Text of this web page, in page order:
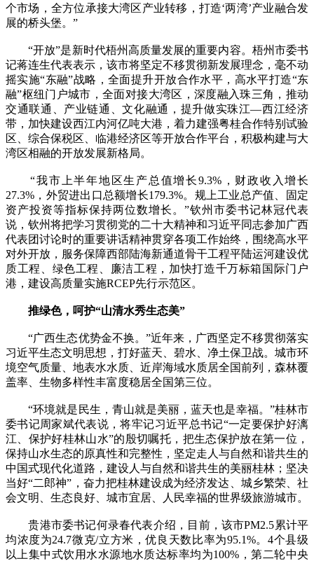
个市场，全方位承接大湾区产业转移，打造‘两湾’产业融合发
展的桥头堡。”
“开放”是新时代梧州高质量发展的重要内容。梧州市委书
记蒋连生代表表示，该市将坚定不移贯彻新发展理念，毫不动
摇实施“东融”战略，全面提升开放合作水平，高水平打造“东
融”枢纽门户城市，全面对接大湾区，深度融入珠三角，推动
交通联通、产业链通、文化融通，提升做实珠江—西江经济
带，加快建设西江内河亿吨大港，着力建强粤桂合作特别试验
区、综合保税区、临港经济区等开放合作平台，积极构建与大
湾区相融的开放发展新格局。
“我市上半年地区生产总值增长9.3%，财政收入增长
27.3%，外贸进出口总额增长179.3%。规上工业总产值、固定
资产投资等指标保持两位数增长。”钦州市委书记林冠代表
说，钦州将把学习贯彻党的二十大精神和习近平同志参加广西
代表团讨论时的重要讲话精神贯穿各项工作始终，围绕高水平
对外开放，服务保障西部陆海新通道骨干工程平陆运河建设优
质工程、绿色工程、廉洁工程，加快打造千万标箱国际门户
港，建设高质量实施RCEP先行示范区。
推绿色，呵护“山清水秀生态美”
“广西生态优势金不换。”近年来，广西坚定不移贯彻落实
习近平生态文明思想，打好蓝天、碧水、净土保卫战。城市环
境空气质量、地表水水质、近岸海域水质居全国前列，森林覆
盖率、生物多样性丰富度稳居全国第三位。
“环境就是民生，青山就是美丽，蓝天也是幸福。”桂林市
委书记周家斌代表说，将牢记习近平总书记“一定要保护好漓
江、保护好桂林山水”的殷切嘱托，把生态保护放在第一位，
保持山水生态的原真性和完整性，坚定走人与自然和谐共生的
中国式现代化道路，建设人与自然和谐共生的美丽桂林；坚决
当好“二郎神”，奋力把桂林建设成为经济发达、城乡繁荣、社
会文明、生态良好、城市宜居、人民幸福的世界级旅游城市。
贵港市委书记何录春代表介绍，目前，该市PM2.5累计平
均浓度为24.7微克/立方米，优良天数比率为95.1%。4个县级
以上集中式饮用水水源地水质达标率均为100%，第二轮中央